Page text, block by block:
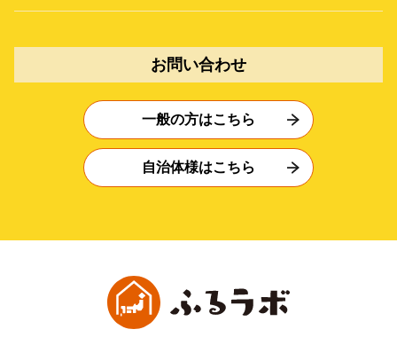
お問い合わせ
一般の方はこちら
自治体様はこちら